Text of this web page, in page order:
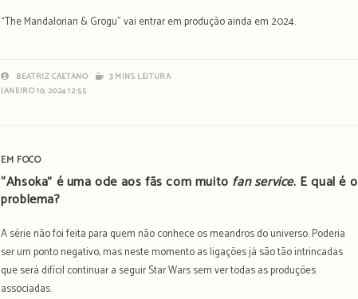
“The Mandalorian & Grogu” vai entrar em produção ainda em 2024.
BEATRIZ CAETANO
3 MINS LEITURA
JANEIRO 10, 2024 12:55
EM FOCO
“Ahsoka” é uma ode aos fãs com muito fan service. E qual é o
problema?
A série não foi feita para quem não conhece os meandros do universo. Poderia
ser um ponto negativo, mas neste momento as ligações já são tão intrincadas
que será difícil continuar a seguir Star Wars sem ver todas as produções
associadas.